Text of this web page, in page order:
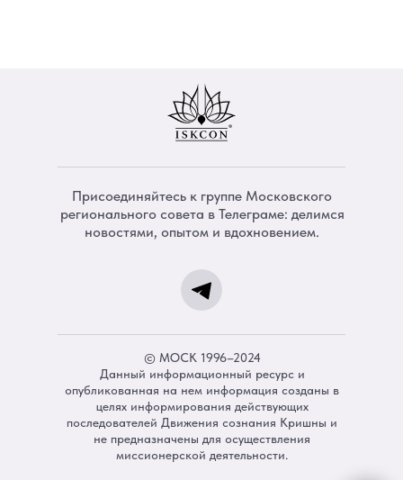
Присоединяйтесь к группе Московского
регионального совета в Телеграме: делимся
новостями, опытом и вдохновением.
© МОСК 1996–2024
Данный информационный ресурс и
опубликованная на нем информация созданы в
целях информирования действующих
последователей Движения сознания Кришны и
не предназначены для осуществления
миссионерской деятельности.